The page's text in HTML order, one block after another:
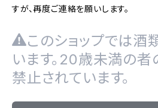
すが、再度ご連絡を願いします。
このショップでは酒
います。20歳未満の
禁止されています。